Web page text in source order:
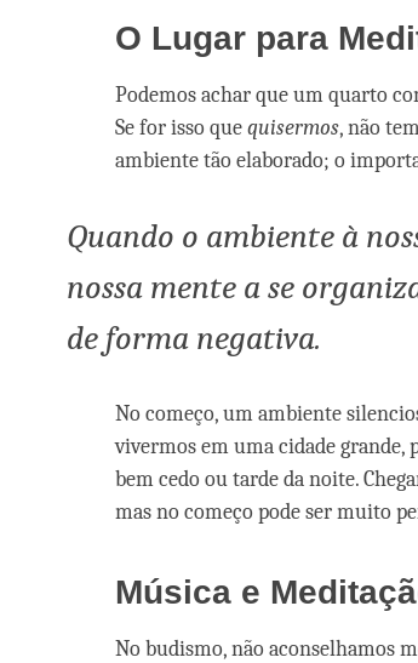
O Lugar para
Podemos achar que um quarto
Se for isso quequisermos, não
ambiente tão elaborado; o
Quando o ambiente à
nossa mente a se
de forma negativa.
No começo, um ambiente
vivermos em uma cidade grande,
bem cedo ou tarde da noite.
mas no começo pode ser muito
Música e
No budismo, não aconselhamos